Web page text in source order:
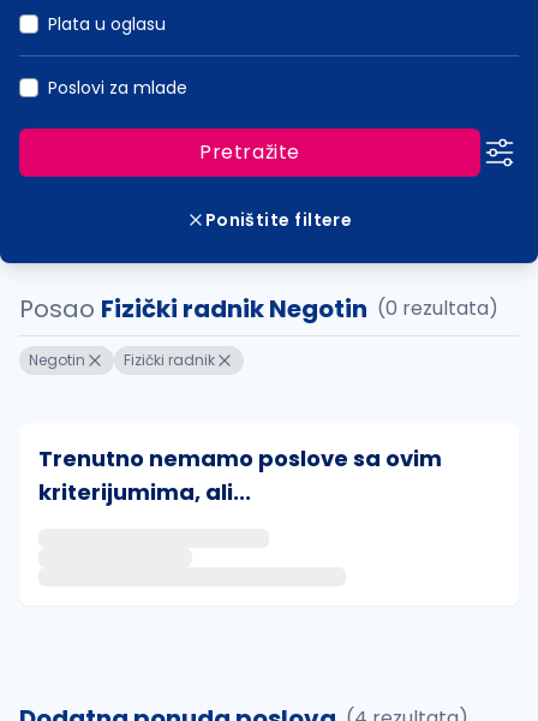
Plata u oglasu
Poslovi za mlade
Pretražite
Poništite filtere
Posao Fizički radnik Negotin (0 rezultata)
Negotin Fizički radnik
Trenutno nemamo poslove sa ovim
kriterijumima, ali...